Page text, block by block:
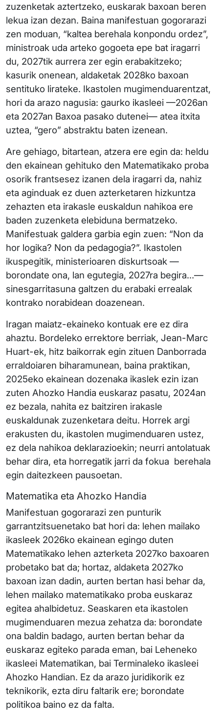
zuzenketak aztertzeko, euskarak baxoan beren
lekua izan dezan. Baina manifestuan gogorarazi
zen moduan, “kaltea berehala konpondu ordez”,
ministroak uda arteko gogoeta epe bat iragarri
du, 2027tik aurrera zer egin erabakitzeko;
kasurik onenean, aldaketak 2028ko baxoan
sentituko lirateke. Ikastolen mugimenduarentzat,
hori da arazo nagusia: gaurko ikasleei —2026an
eta 2027an Baxoa pasako dutenei— atea itxita
uztea, “gero” abstraktu baten izenean.
Are gehiago, bitartean, atzera ere egin da: heldu
den ekainean gehituko den Matematikako proba
osorik frantsesez izanen dela iragarri da, nahiz
eta aginduak ez duen azterketaren hizkuntza
zehazten eta irakasle euskaldun nahikoa ere
baden zuzenketa elebiduna bermatzeko.
Manifestuak galdera garbia egin zuen: “Non da
hor logika? Non da pedagogia?”. Ikastolen
ikuspegitik, ministerioaren diskurtsoak —
borondate ona, lan egutegia, 2027ra begira…—
sinesgarritasuna galtzen du erabaki errealak
kontrako norabidean doazenean.
Iragan maiatz-ekaineko kontuak ere ez dira
ahaztu. Bordeleko errektore berriak, Jean-Marc
Huart-ek, hitz baikorrak egin zituen Danborrada
erraldoiaren biharamunean, baina praktikan,
2025eko ekainean dozenaka ikaslek ezin izan
zuten Ahozko Handia euskaraz pasatu, 2024an
ez bezala, nahita ez baitziren irakasle
euskaldunak zuzenketara deitu. Horrek argi
erakusten du, ikastolen mugimenduaren ustez,
ez dela nahikoa deklarazioekin; neurri antolatuak
behar dira, eta horregatik jarri da fokua berehala
egin daitezkeen pausoetan.
Matematika eta Ahozko Handia
Manifestuan gogorarazi zen punturik
garrantzitsuenetako bat hori da: lehen mailako
ikasleek 2026ko ekainean egingo duten
Matematikako lehen azterketa 2027ko baxoaren
probetako bat da; hortaz, aldaketa 2027ko
baxoan izan dadin, aurten bertan hasi behar da,
lehen mailako matematikako proba euskaraz
egitea ahalbidetuz. Seaskaren eta ikastolen
mugimenduaren mezua zehatza da: borondate
ona baldin badago, aurten bertan behar da
euskaraz egiteko parada eman, bai Leheneko
ikasleei Matematikan, bai Terminaleko ikasleei
Ahozko Handian. Ez da arazo juridikorik ez
teknikorik, ezta diru faltarik ere; borondate
politikoa baino ez da falta.